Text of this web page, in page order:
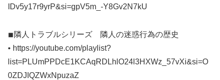
IDv5y17r9yrP&si=gpV5m_-Y8Gv2N7kU
◾︎隣人トラブルシリーズ 隣人の迷惑行為の歴史
• https://youtube.com/playlist?
list=PLUmPPDcE1KCAqRDLhlO24l3HXWz_57vXi&si=O
0ZDJIQZWxNpuzaZ